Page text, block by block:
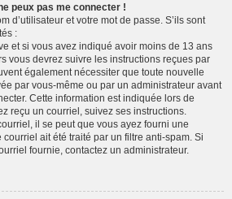
peux pas me connecter !
d’utilisateur et votre mot de passe. S’ils sont
:
et si vous avez indiqué avoir moins de 13 ans
vous devrez suivre les instructions reçues par
également nécessiter que toute nouvelle
par vous-même ou par un administrateur avant
Cette information est indiquée lors de
reçu un courriel, suivez ses instructions.
il se peut que vous ayez fourni une
ait été traité par un filtre anti-spam. Si
fournie, contactez un administrateur.